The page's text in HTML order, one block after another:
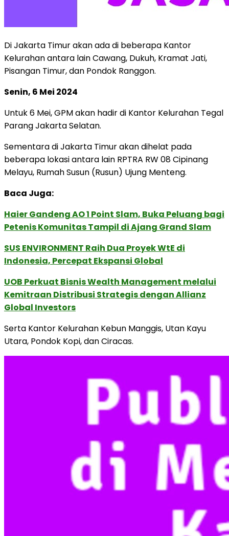
Di Jakarta Timur akan ada di beberapa Kantor
Kelurahan antara lain Cawang, Dukuh, Kramat Jati,
Pisangan Timur, dan Pondok Ranggon.
Senin, 6 Mei 2024
Untuk 6 Mei, GPM akan hadir di Kantor Kelurahan Tegal
Parang Jakarta Selatan.
Sementara di Jakarta Timur akan dihelat pada
beberapa lokasi antara lain RPTRA RW 08 Cipinang
Melayu, Rumah Susun (Rusun) Ujung Menteng.
Baca Juga:
Haier Gandeng AO 1 Point Slam, Buka Peluang bagi
Petenis Komunitas Tampil di Ajang Grand Slam
SUS ENVIRONMENT Raih Dua Proyek WtE di
Indonesia, Percepat Ekspansi Global
UOB Perkuat Bisnis Wealth Management melalui
Kemitraan Distribusi Strategis dengan Allianz
Global Investors
Serta Kantor Kelurahan Kebun Manggis, Utan Kayu
Utara, Pondok Kopi, dan Ciracas.